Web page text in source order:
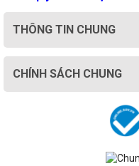
THÔNG TIN CHUNG
CHÍNH SÁCH CHUNG